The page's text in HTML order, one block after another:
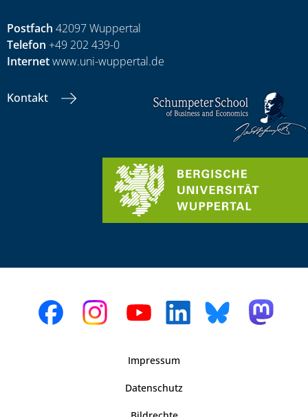
Postfach 42097 Wuppertal
Telefon +49 202 439-0
Internetwww.uni-wuppertal.de
Kontakt
Impressum
Datenschutz